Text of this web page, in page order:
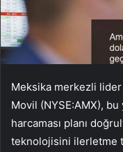
Meksika merkezli
Movil (NYSE:AMX), bu
harcaması planı
teknolojisini ilerletme